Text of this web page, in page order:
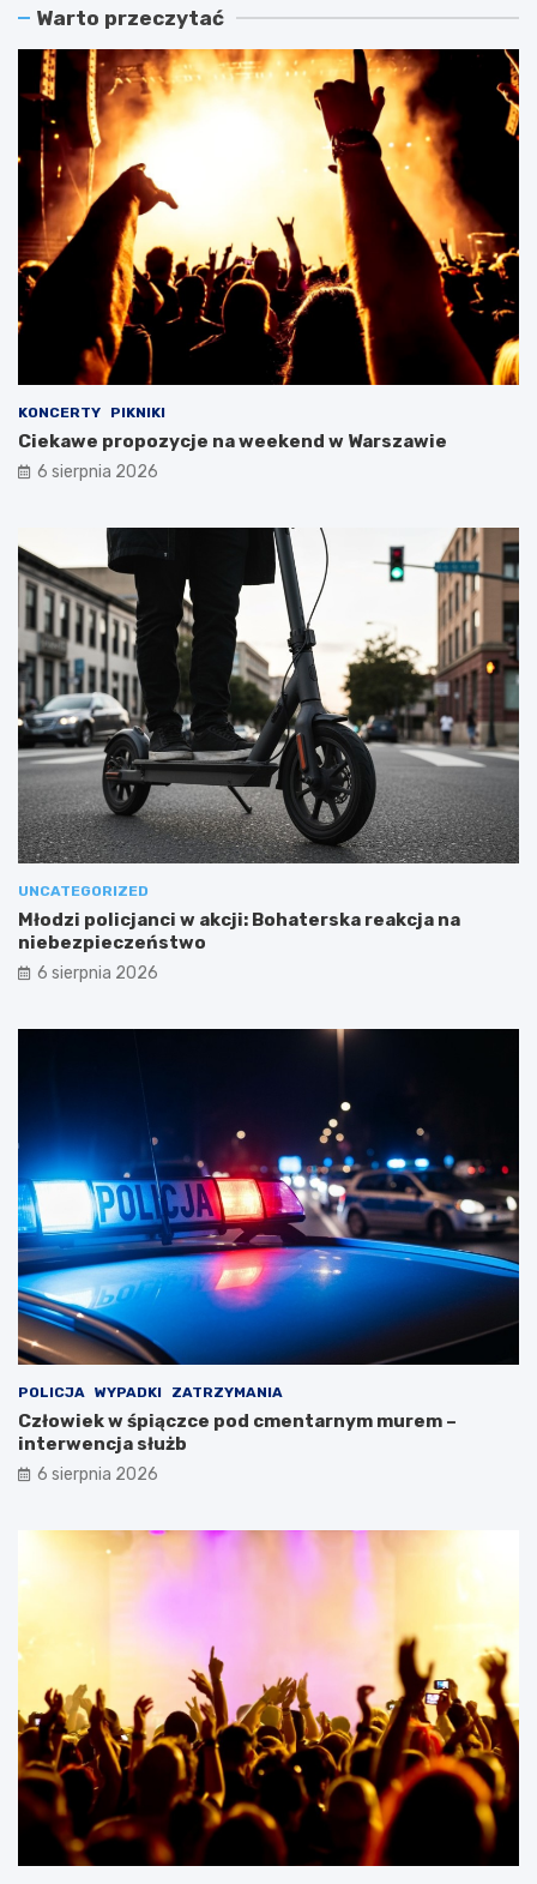
Warto przeczytać
KONCERTY PIKNIKI
Ciekawe propozycje na weekend w Warszawie
6 sierpnia 2026
UNCATEGORIZED
Młodzi policjanci w akcji: Bohaterska reakcja na
niebezpieczeństwo
6 sierpnia 2026
POLICJA WYPADKI ZATRZYMANIA
Człowiek w śpiączce pod cmentarnym murem –
interwencja służb
6 sierpnia 2026